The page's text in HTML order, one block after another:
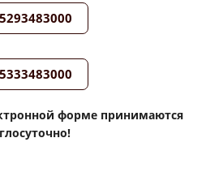
форме принимаются